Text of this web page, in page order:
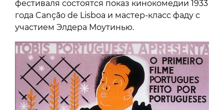
фестиваля состоятся показ кинокомедии 1933
года Canção de Lisboa и мастер-класс фаду с
участием Элдера Моутинью.